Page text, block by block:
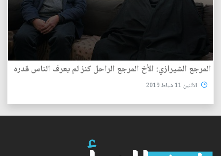
المرجع الشيرازي: الأخ المرجع الراحل كنز لم يعرف الناس قدره
الأثنين 11 شباط 2019